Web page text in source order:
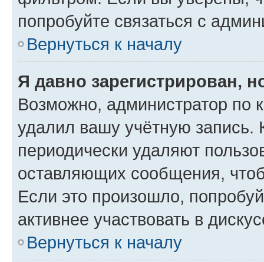
попробуйте связаться с
Вернуться к началу
Я давно зарегистрирован,
Возможно, администратор по
удалил вашу учётную запись.
периодически удаляют
оставляющих сообщения,
Если это произошло,
активнее участвовать в
Вернуться к началу